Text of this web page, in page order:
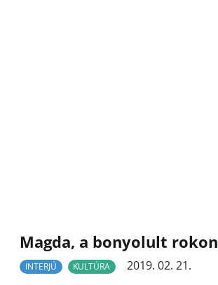
Magda, a bonyolult rokon
INTERJÚ KULTÚRA
2019. 02. 21.